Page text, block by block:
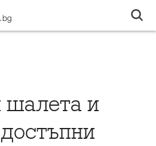
шалета и